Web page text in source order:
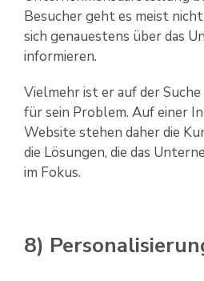
Besucher geht es meist
sich genauestens über das
informieren.
Vielmehr ist er auf der
für sein Problem. Auf einer
Website stehen daher die
die Lösungen, die das
im Fokus.
8)